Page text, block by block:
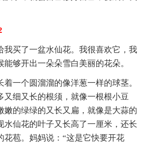
我买了一盆水仙花。我很喜欢它，我
够开出一朵朵雪白美丽的花朵。
着一个圆溜溜的像洋葱一样的球茎。
又细又长的根须，就像一根根小豆
嫩的绿绿的又长又扁，就像是大蒜的
水仙花的叶子又长高了一厘米，还长
花苞。妈妈说：“这是它快要开花